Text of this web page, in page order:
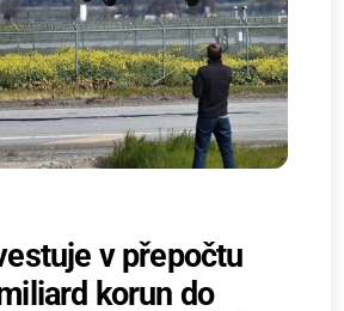
v přepočtu
korun do